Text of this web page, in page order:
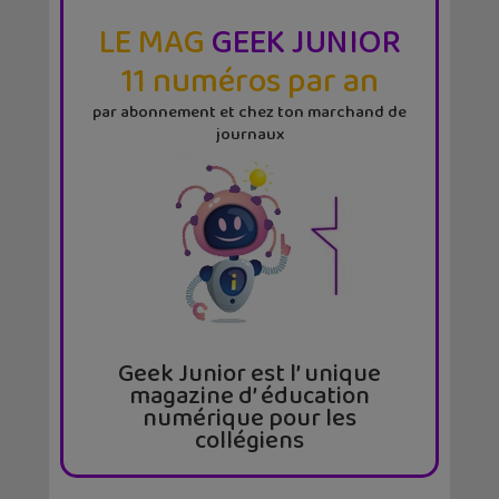
LE MAGGEEK JUNIOR
11 numéros par an
par abonnement et chez ton marchand de
journaux
Geek Junior est l’ unique
magazine d’ éducation
numérique pour les
collégiens